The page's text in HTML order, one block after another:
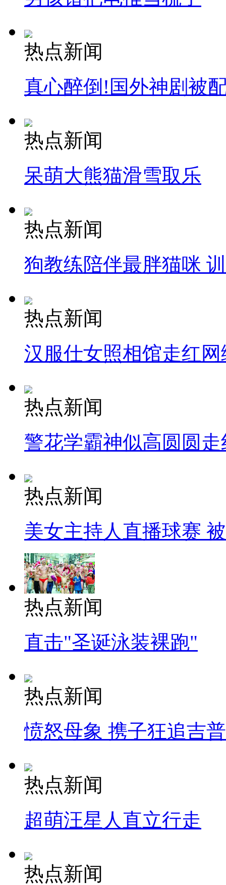
热点新闻
真心醉倒!国外神剧被
热点新闻
呆萌大熊猫滑雪取乐
热点新闻
狗教练陪伴最胖猫咪
热点新闻
汉服仕女照相馆走红网
热点新闻
警花学霸神似高圆圆走
热点新闻
美女主持人直播球赛
热点新闻
直击"圣诞泳装裸跑"
热点新闻
愤怒母象 携子狂追吉
热点新闻
超萌汪星人直立行走
热点新闻